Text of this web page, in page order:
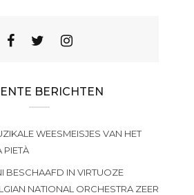
BERICHTEN
WEESMEISJES VAN HET
PIETÀ
BESCHAAFD IN VIRTUOZE
NATIONAL ORCHESTRA ZEER